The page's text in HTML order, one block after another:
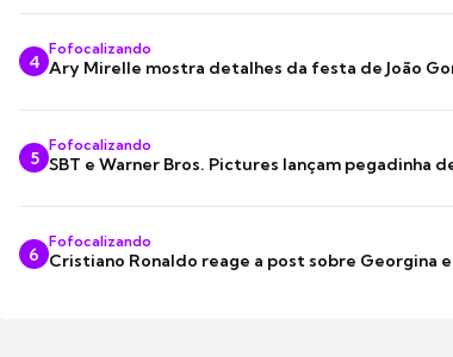
4
Fofocalizando
Ary Mirelle mostra detalhes da festa de João
5
Fofocalizando
SBT e Warner Bros. Pictures lançam pegadinha
6
Fofocalizando
Cristiano Ronaldo reage a post sobre Georgina